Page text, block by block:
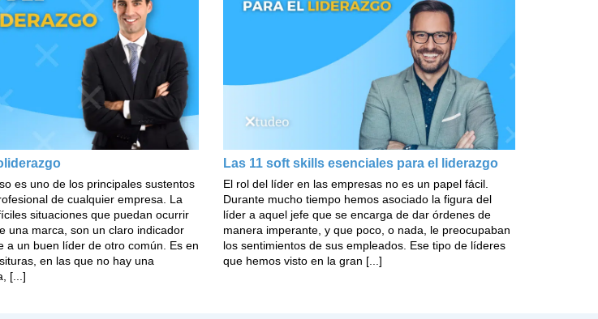
es uno de los principales sustentos
de cualquier empresa. La
situaciones que puedan ocurrir
una marca, son un claro indicador
a un buen líder de otro común. Es en
en las que no hay una
[...]
Las 11 soft skills esenciales para el liderazgo
El rol del líder en las empresas no es un papel fácil.
Durante mucho tiempo hemos asociado la figura del
líder a aquel jefe que se encarga de dar órdenes de
manera imperante, y que poco, o nada, le preocupaban
los sentimientos de sus empleados. Ese tipo de líderes
que hemos visto en la gran [...]